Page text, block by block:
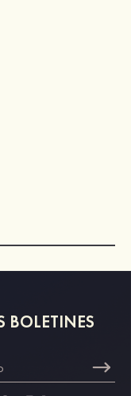
BOLETINES